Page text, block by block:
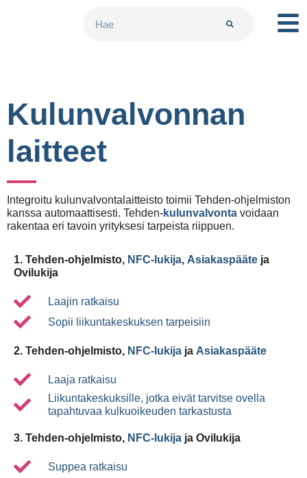
Kulunvalvonnan
laitteet
Integroitu kulunvalvontalaitteisto toimii Tehden-ohjelmiston
kanssa automaattisesti. Tehden-kulunvalvonta voidaan
rakentaa eri tavoin yrityksesi tarpeista riippuen.
1. Tehden-ohjelmisto, NFC-lukija, Asiakaspääte ja
Ovilukija
Laajin ratkaisu
Sopii liikuntakeskuksen tarpeisiin
2. Tehden-ohjelmisto, NFC-lukija ja Asiakaspääte
Laaja ratkaisu
Liikuntakeskuksille, jotka eivät tarvitse ovella
tapahtuvaa kulkuoikeuden tarkastusta
3. Tehden-ohjelmisto, NFC-lukija ja Ovilukija
Suppea ratkaisu